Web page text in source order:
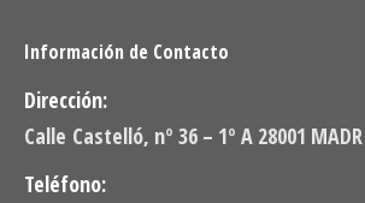
Información de Contacto
Dirección:
Calle Castelló, nº 36 – 1º A 28001
Teléfono: